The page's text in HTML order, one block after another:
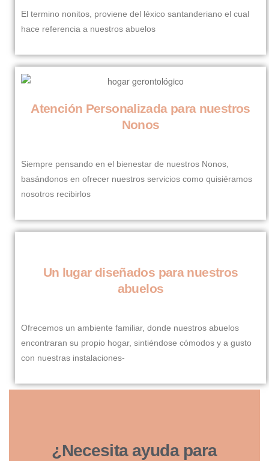
El termino nonitos, proviene del léxico santanderiano el cual
hace referencia a nuestros abuelos
Atención Personalizada para nuestros
Nonos
Siempre pensando en el bienestar de nuestros Nonos,
basándonos en ofrecer nuestros servicios como quisiéramos
nosotros recibirlos
Un lugar diseñados para nuestros
abuelos
Ofrecemos un ambiente familiar, donde nuestros abuelos
encontraran su propio hogar, sintiéndose cómodos y a gusto
con nuestras instalaciones-
¿Necesita ayuda para